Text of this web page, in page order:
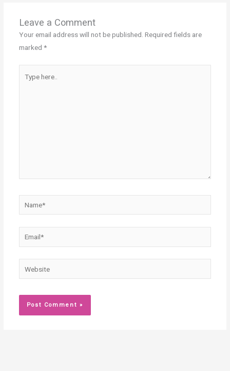
Leave a Comment
Your email address will not be published. Required fields are
marked *
here..
Website